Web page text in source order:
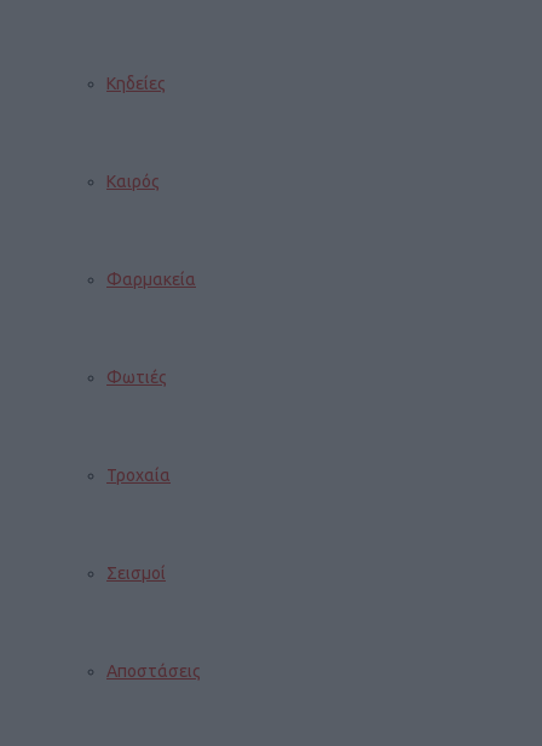
Κηδείες
Καιρός
Φαρμακεία
Φωτιές
Τροχαία
Σεισμοί
Αποστάσεις